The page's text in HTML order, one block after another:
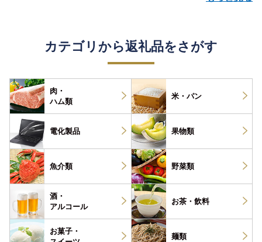
カテゴリから返礼品をさがす
肉・
ハム類
米・パン
電化製品 果物類
魚介類 野菜類
酒・
アルコール
お茶・ 飲料
お菓子・
麺類